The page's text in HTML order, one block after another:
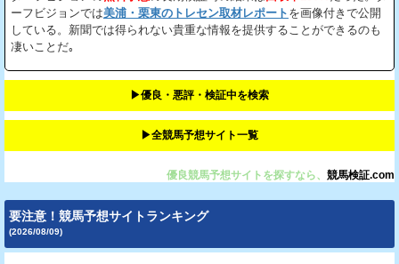
ーフビジョンでは美浦・栗東のトレセン取材レポート を画像付きで公開
している。新聞では得られない貴重な情報を提供することができるのも
凄いことだ｡
▶︎優良・悪評・検証中を検索
▶︎全競馬予想サイト一覧
優良競馬予想サイトを探すなら、 競馬検証.com
要注意！競馬予想サイトランキング
(2026/08/09)